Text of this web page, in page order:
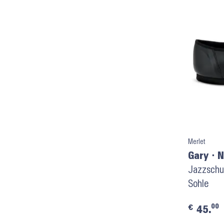
Merlet
Gary ⬝
Sohle
€ 45.00